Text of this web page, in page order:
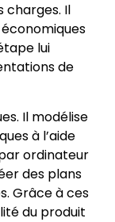
charges. Il
lui
de
Il modélise
à l’aide
ordinateur
des plans
Grâce à ces
du produit